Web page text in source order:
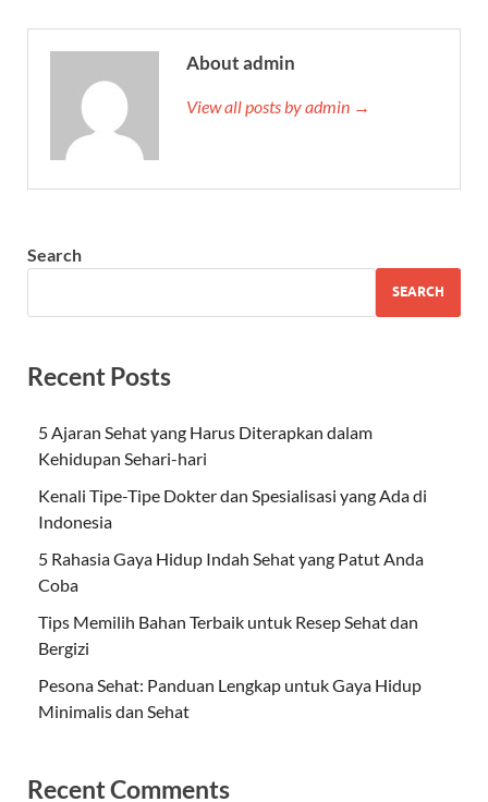
About admin
View all posts by admin →
Search
SEARCH
Recent Posts
5 Ajaran Sehat yang Harus Diterapkan dalam
Kehidupan Sehari-hari
Kenali Tipe-Tipe Dokter dan Spesialisasi yang Ada di
Indonesia
5 Rahasia Gaya Hidup Indah Sehat yang Patut Anda
Coba
Tips Memilih Bahan Terbaik untuk Resep Sehat dan
Bergizi
Pesona Sehat: Panduan Lengkap untuk Gaya Hidup
Minimalis dan Sehat
Recent Comments